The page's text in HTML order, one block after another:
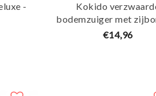
-
Kokido
bodemzuiger met
€14,96